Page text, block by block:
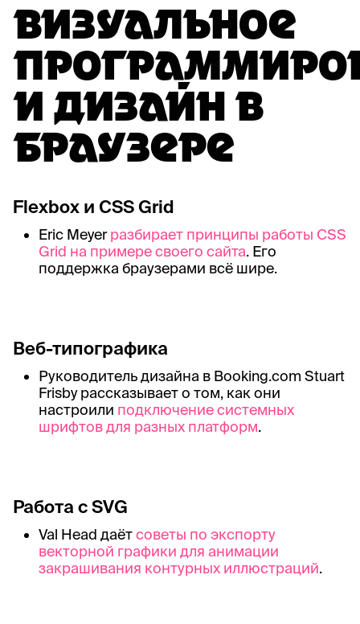
ВИЗУАЛЬНОЕ
И ДИЗАЙН В
БРАУЗЕРЕ
Flexbox и CSS Grid
Eric Meyerразбирает принципы работы CSS
Grid на примере своего сайта. Его
поддержка браузерами всё шире.
Веб-типографика
Руководитель дизайна в Booking.com Stuart
Frisby рассказывает о том, как они
настроили подключение системных
шрифтов для разных платформ.
Работа с SVG
Val Head даётсоветы по экспорту
векторной графики для анимации
закрашивания контурных иллюстраций.